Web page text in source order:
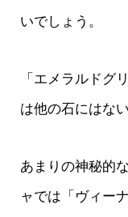
いでしょう。
「エメラルドグ
は他の石にはな
あまりの神秘的
ャでは「ヴィー